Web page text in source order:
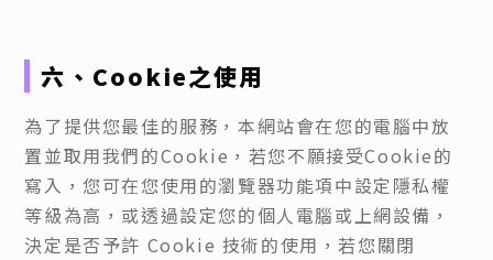
六、Cookie之使用
為了提供您最佳的服務，本網站會在您的電腦中放
置並取用我們的Cookie，若您不願接受Cookie的
寫入，您可在您使用的瀏覽器功能項中設定隱私權
等級為高，或透過設定您的個人電腦或上網設備，
決定是否予許 Cookie 技術的使用，若您關閉